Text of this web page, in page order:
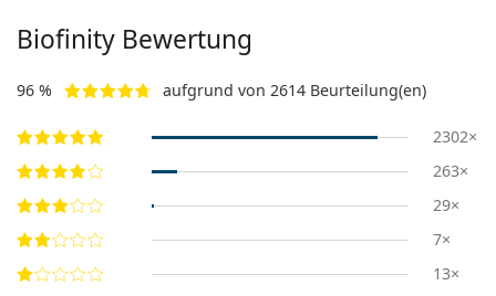
Biofinity Bewertung
96 % aufgrund von 2614 Beurteilung(en)
2302×
263×
29×
7×
13×